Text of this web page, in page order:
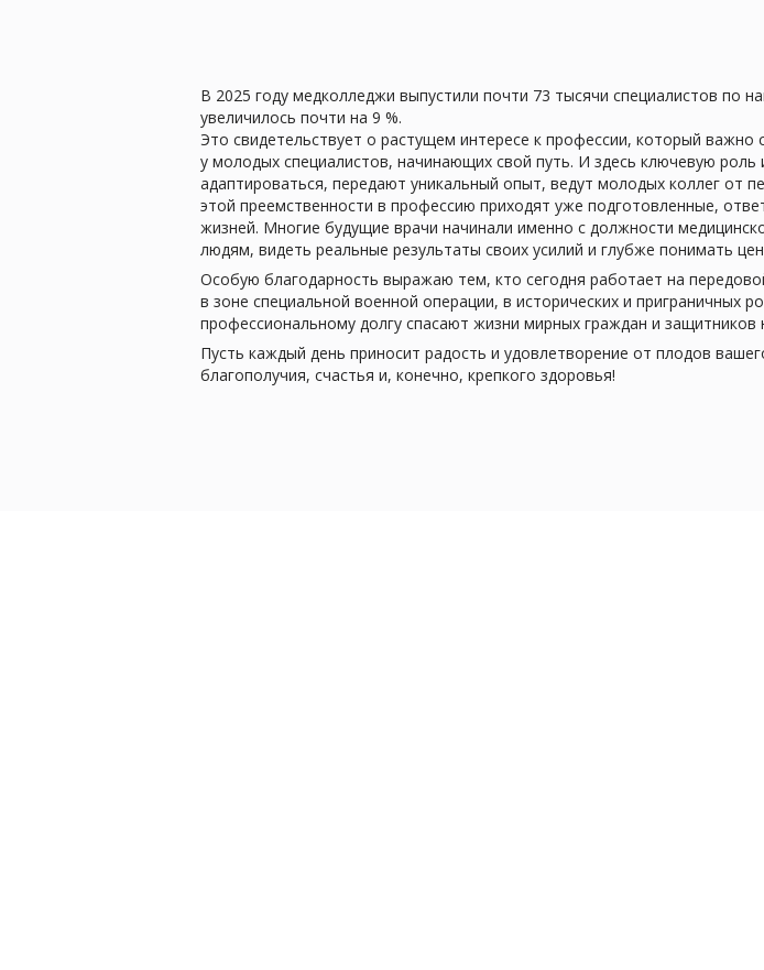
В 2025 году медколледжи выпустили почти 73 тысячи специалистов по
увеличилось почти на 9 %.
Это свидетельствует о растущем интересе к профессии, который важно
у молодых специалистов, начинающих свой путь. И здесь ключевую роль
адаптироваться, передают уникальный опыт, ведут молодых коллег от
этой преемственности в профессию приходят уже подготовленные,
жизней. Многие будущие врачи начинали именно с должности
людям, видеть реальные результаты своих усилий и глубже понимать
Особую благодарность выражаю тем, кто сегодня работает на
в зоне специальной военной операции, в исторических и приграничных
профессиональному долгу спасают жизни мирных граждан и защитников
Пусть каждый день приносит радость и удовлетворение от плодов
благополучия, счастья и, конечно, крепкого здоровья!